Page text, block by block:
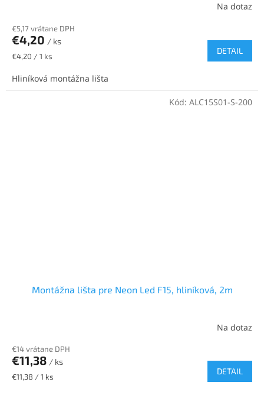
Na dotaz
€5,17 vrátane DPH
€4,20 / ks
Jednotková
€4,20 / 1 ks
DETAIL
Hliníková montážna lišta
Montážna lišta pre Neon Led F15, hliníková, 2m
Na dotaz
€14 vrátane DPH
€11,38 / ks
Jednotková
€11,38 / 1 ks
DETAIL
Kód: ALC15S01-S-200